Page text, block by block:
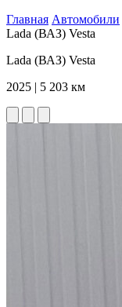
Главная Автомобили
Lada (ВАЗ) Vesta
Lada (ВАЗ) Vesta
2025 | 5 203 км